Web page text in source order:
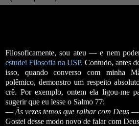
Filosoficamente, sou ateu — e nem
estudei Filosofia na USP. Contudo, antes
isso, quando converso com minha
polêmico, demonstro um respeito
crê. Por exemplo, ontem ela ligou-me
sugerir que eu lesse o Salmo 77:
— Às vezes temos que ralhar com Deus —
Gostei desse modo novo de falar com